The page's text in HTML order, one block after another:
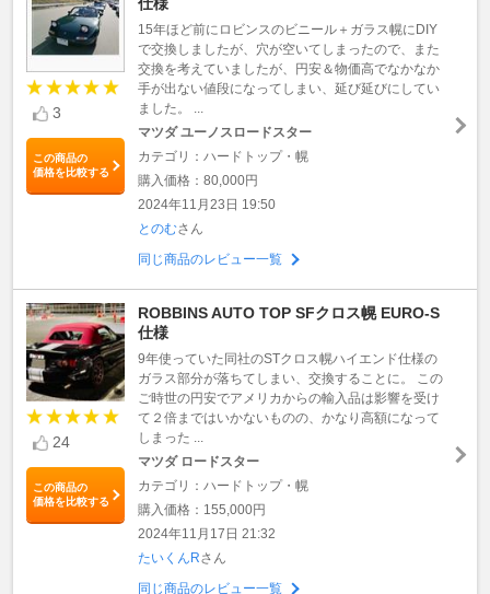
3
この商品の
価格を比較する
仕様
15年ほど前にロビンスのビニール＋ガラス幌にDIY
で交換しましたが、穴が空いてしまったので、また
交換を考えていましたが、円安＆物価高でなかなか
手が出ない値段になってしまい、延び延びにしてい
ました。 ...
マツダ ユーノスロードスター
カテゴリ：ハードトップ・幌
購入価格：80,000円
2024年11月23日 19:50
とのむさん
同じ商品のレビュー一覧
24
この商品の
価格を比較する
ROBBINS AUTO TOP SFクロス幌 EURO-S
仕様
9年使っていた同社のSTクロス幌ハイエンド仕様の
ガラス部分が落ちてしまい、交換することに。 この
ご時世の円安でアメリカからの輸入品は影響を受け
て２倍まではいかないものの、かなり高額になって
しまった ...
マツダ ロードスター
カテゴリ：ハードトップ・幌
購入価格：155,000円
2024年11月17日 21:32
たいくんRさん
同じ商品のレビュー一覧